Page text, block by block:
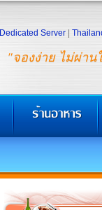
"จองง่าย ไม่ผ่าน
Dedicated Server